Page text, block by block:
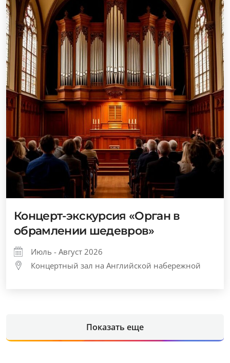
Концерт-экскурсия «Орган в
обрамлении шедевров»
Июль - Август 2026
Концертный зал на Английской набережной
Показать еще